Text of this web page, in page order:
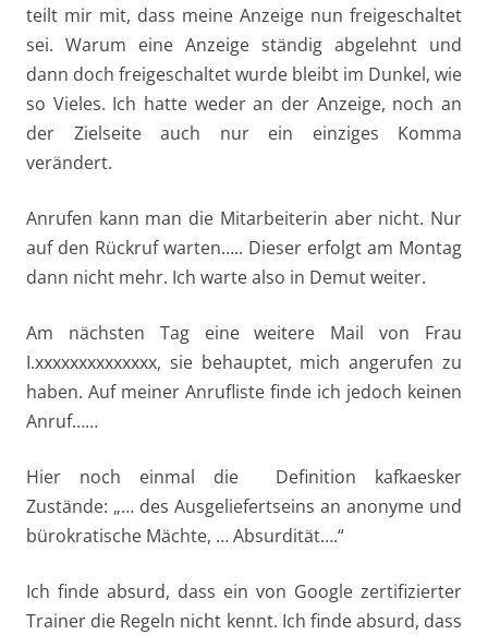
teilt mir mit, dass meine Anzeige nun freigeschaltet
sei. Warum eine Anzeige ständig abgelehnt und
dann doch freigeschaltet wurde bleibt im Dunkel, wie
so Vieles. Ich hatte weder an der Anzeige, noch an
der Zielseite auch nur ein einziges Komma
verändert.
Anrufen kann man die Mitarbeiterin aber nicht. Nur
auf den Rückruf warten….. Dieser erfolgt am Montag
dann nicht mehr. Ich warte also in Demut weiter.
Am nächsten Tag eine weitere Mail von Frau
I.xxxxxxxxxxxxxx, sie behauptet, mich angerufen zu
haben. Auf meiner Anrufliste finde ich jedoch keinen
Anruf……
Hier noch einmal die Definition kafkaesker
Zustände: „… des Ausgeliefertseins an anonyme und
bürokratische Mächte, … Absurdität….“
Ich finde absurd, dass ein von Google zertifizierter
Trainer die Regeln nicht kennt. Ich finde absurd, dass